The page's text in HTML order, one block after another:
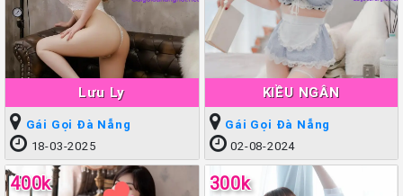
Lưu Ly
Gái Gọi Đà Nẵng
18-03-2025
KIỀU NGÂN
Gái Gọi Đà Nẵng
02-08-2024
400k 300k